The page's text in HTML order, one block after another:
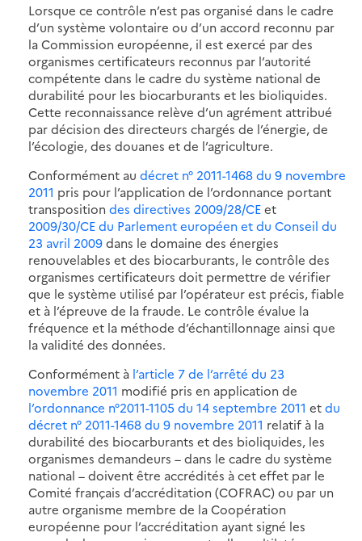
Lorsque ce contrôle n’est pas organisé dans le cadre
d’un système volontaire ou d’un accord reconnu par
la Commission européenne, il est exercé par des
organismes certificateurs reconnus par l’autorité
compétente dans le cadre du système national de
durabilité pour les biocarburants et les bioliquides.
Cette reconnaissance relève d’un agrément attribué
par décision des directeurs chargés de l’énergie, de
l’écologie, des douanes et de l’agriculture.
Conformément au décret n° 2011-1468 du 9 novembre
2011 pris pour l’application de l’ordonnance portant
transposition des directives 2009/28/CEet
2009/30/CE du Parlement européen et du Conseil du
23 avril 2009dans le domaine des énergies
renouvelables et des biocarburants, le contrôle des
organismes certificateurs doit permettre de vérifier
que le système utilisé par l’opérateur est précis, fiable
et à l’épreuve de la fraude. Le contrôle évalue la
fréquence et la méthode d’échantillonnage ainsi que
la validité des données.
Conformément à l’article 7 de l’arrêté du 23
novembre 2011 modifié pris en application de
l’ordonnance n°2011-1105 du 14 septembre 2011 etdu
décret n° 2011-1468 du 9 novembre 2011 relatif à la
durabilité des biocarburants et des bioliquides, les
organismes demandeurs – dans le cadre du système
national – doivent être accrédités à cet effet par le
Comité français d’accréditation (COFRAC) ou par un
autre organisme membre de la Coopération
européenne pour l’accréditation ayant signé les